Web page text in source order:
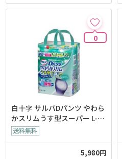
0
白十字 サルバDパンツ やわら
かスリムうす型スーパー L-LL
男女共用20枚入 x3
5,980円